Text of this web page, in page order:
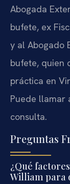
Abogada
bufete, ex
y al Abogado
bufete, quien
práctica en
Puede llamar
consulta.
Preguntas
¿Qué
William para